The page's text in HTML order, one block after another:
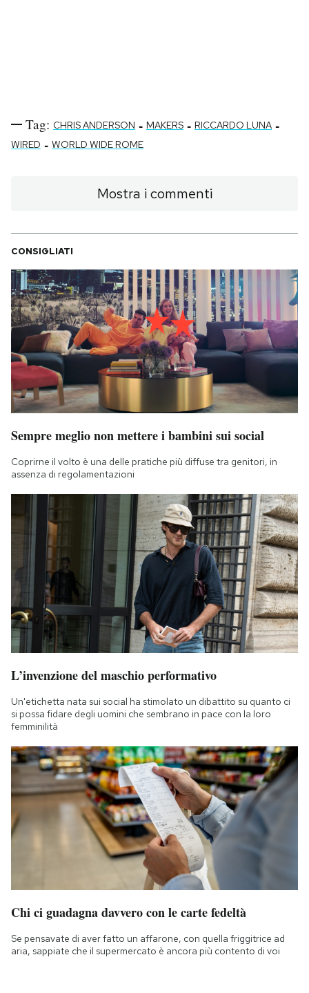
Esci
Tag: CHRIS ANDERSON - MAKERS - RICCARDO LUNA -
WIRED - WORLD WIDE ROME
Mostra i commenti
CONSIGLIATI
Sempre meglio non mettere i bambini sui social
Coprirne il volto è una delle pratiche più diffuse tra genitori, in
assenza di regolamentazioni
L’invenzione del maschio performativo
Un'etichetta nata sui social ha stimolato un dibattito su quanto ci
si possa fidare degli uomini che sembrano in pace con la loro
femminilità
Chi ci guadagna davvero con le carte fedeltà
Se pensavate di aver fatto un affarone, con quella friggitrice ad
aria, sappiate che il supermercato è ancora più contento di voi